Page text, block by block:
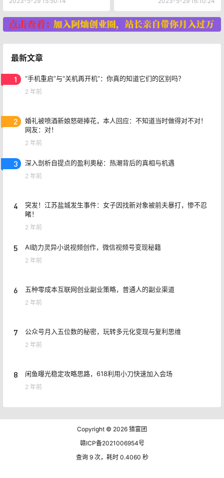
最新文章
1 “手机重启”与“关机再开机”：你真的知道它们的区别吗？
2 年前
2
婚礼被喷酒新娘怒砸捧花，本人回应：不知道当时做得对不对！
网友：对！
2 年前
3 深入剖析自提点的盈利奥秘：热潮背后的真相与机遇
2 年前
4
突发！江苏盐城发生事件：女子因找新对象被前夫暴打，惨不忍
睹！
2 年前
5 AI助力灵异小说视频创作，微信视频号变现秘籍
2 年前
6 五种零成本互联网创业副业策略，普通人的副业渠道
2 年前
7 公众号月入五位数的秘密，玩转多元化变现与复利思维
2 年前
8 闲鱼曝光稳定攻略思路，618利用小刀快速加入会场
2 年前
Copyright © 2026 猎富团
赣ICP备2021006954号
查询 9 次，耗时 0.4060 秒